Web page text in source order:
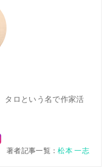
タロという名で作家活
著者記事一覧：松本 一志